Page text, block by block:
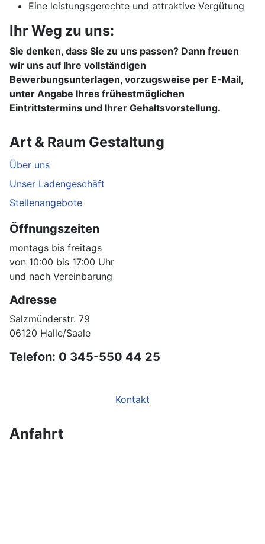
Art & Raum Gestaltung
Über uns
Unser Ladengeschäft
Stellenangebote
Öffnungszeiten
montags bis freitags
von 10:00 bis 17:00 Uhr
und nach Vereinbarung
Adresse
Salzmünderstr. 79
06120 Halle/Saale
Telefon: 0 345-550 44 25
Kontakt
Anfahrt
Eine leistungsgerechte und attraktive Vergütung
Ihr Weg zu uns:
Sie denken, dass Sie zu uns passen? Dann freuen
wir uns auf Ihre vollständigen
Bewerbungsunterlagen, vorzugsweise per E-Mail,
unter Angabe Ihres frühestmöglichen
Eintrittstermins und Ihrer Gehaltsvorstellung.